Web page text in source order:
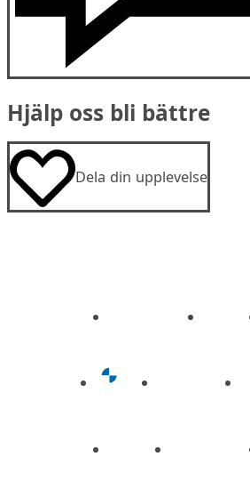
Hjälp oss bli bättre
Dela din upplevelse